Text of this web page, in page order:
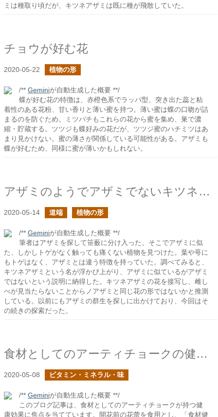
ミは種取り頃だが、キツネアザミは既に種が飛散していた。
チョウが好む花
2020-05-22 植物の形
/** Geminiが自動生成した概要 **/
蝶が好む花の特徴は、赤橙色系でラッパ型、突き出た蕊と粘
着性のある花粉、甘い香りと薄い蜜を持つ。薄い蜜は蝶の口吻が詰
まるのを防ぐため。ミツバチもこれらの花から蜜を集め、巣で濃
縮・貯蔵する。ツツジも蝶好みの花だが、ツツジ蜜のハチミツはあ
まり見かけない。蜜の薄さが関係している可能性がある。アザミも
蝶が好むため、同様に蜜が薄いかもしれない。
アザミのようでアザミでないキツネアザミ
2020-05-14 道端 植物の形
/** Geminiが自動生成した概要 **/
筆者はアザミを探して笹薮に分け入った。そこでアザミに似
た、しかしトゲがなく触っても痛くない植物を見つけた。葉や萼に
もトゲはなく、アザミとは違う特徴を持っていた。調べてみると、
キツネアザミという名が浮かび上がり、アザミに似ているがアザミ
ではないという説明に納得した。キツネアザミの花を接写し、雌し
べが見当たらないことからノアザミと同じ花の形ではないかと推測
している。以前にもアザミの群生を探しに出かけており、今回はそ
の続きの探索だった。
食材としてのアーティチョークの健康効果に迫る
2020-05-08 ビタミン・ミネラル・味
/** Geminiが自動生成した概要 **/
このブログ記事は、食材としてのアーティチョークが持つ健
康効果に焦点を当てています。開花前の花蕾を食用とし、「食材健